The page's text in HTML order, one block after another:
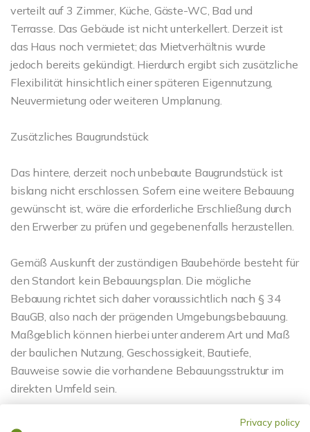
verteilt auf 3 Zimmer, Küche, Gäste-WC, Bad und
Terrasse. Das Gebäude ist nicht unterkellert. Derzeit ist
das Haus noch vermietet; das Mietverhältnis wurde
jedoch bereits gekündigt. Hierdurch ergibt sich zusätzliche
Flexibilität hinsichtlich einer späteren Eigennutzung,
Neuvermietung oder weiteren Umplanung.
Zusätzliches Baugrundstück
Das hintere, derzeit noch unbebaute Baugrundstück ist
bislang nicht erschlossen. Sofern eine weitere Bebauung
gewünscht ist, wäre die erforderliche Erschließung durch
den Erwerber zu prüfen und gegebenenfalls herzustellen.
Gemäß Auskunft der zuständigen Baubehörde besteht für
den Standort kein Bebauungsplan. Die mögliche
Bebauung richtet sich daher voraussichtlich nach § 34
BauGB, also nach der prägenden Umgebungsbebauung.
Maßgeblich können hierbei unter anderem Art und Maß
der baulichen Nutzung, Geschossigkeit, Bautiefe,
Bauweise sowie die vorhandene Bebauungsstruktur im
direkten Umfeld sein.
Hinweis: Die Immobilie wird im derzeitigen ZustandPrivacy policy